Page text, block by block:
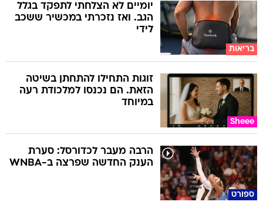
בריאות
יומיים לא הצלחתי לתפקד בגלל
הגב. ואז נזכרתי במכשיר ששכב
לידי
Sheee
זוגות התחילו להתחתן בשיטה
הזאת. הם נכנסו למלכודת רעה
במיוחד
ספורט
הרבה מעבר לכדורסל: סערת
הענק החדשה שפרצה ב-WNBA